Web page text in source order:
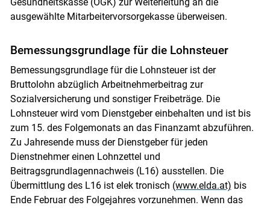
ausgewählte Mitarbeitervorsorgekasse überweisen.
Bemessungsgrundlage für die Lohnsteuer
Bemessungsgrundlage für die Lohnsteuer ist der
Bruttolohn abzüglich Arbeitnehmerbeitrag zur
Sozialversicherung und sonstiger Freibeträge. Die
Lohnsteuer wird vom Dienstgeber einbehalten und ist bis
zum 15. des Folgemonats an das Finanzamt abzuführen.
Zu Jahresende muss der Dienstgeber für jeden
Dienstnehmer einen Lohnzettel und
Beitragsgrundlagennachweis (L16) ausstellen. Die
Übermittlung des L16 ist elek tronisch (www.elda.at) bis
Ende Februar des Folgejahres vorzunehmen. Wenn das